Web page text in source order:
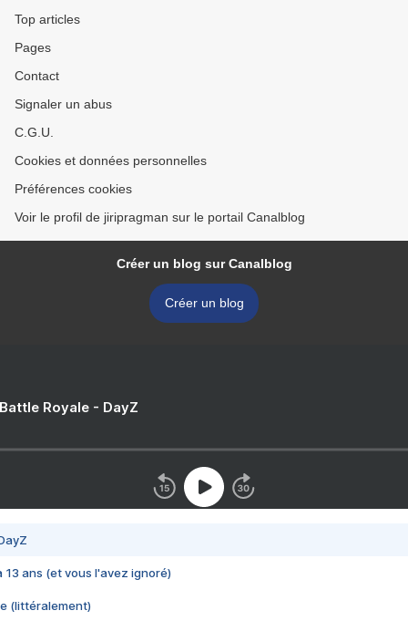
Top articles
Pages
Contact
Signaler un abus
C.G.U.
Cookies et données personnelles
Préférences cookies
Voir le profil de jiripragman sur le portail Canalblog
Créer un blog sur Canalblog
Créer un blog
Royale - DayZ
13 ans (et vous l'avez ignoré)
(littéralement)